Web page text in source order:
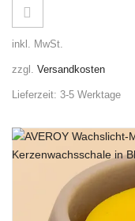
inkl. MwSt.
zzgl. Versandkosten
Lieferzeit: 3-5 Werktage